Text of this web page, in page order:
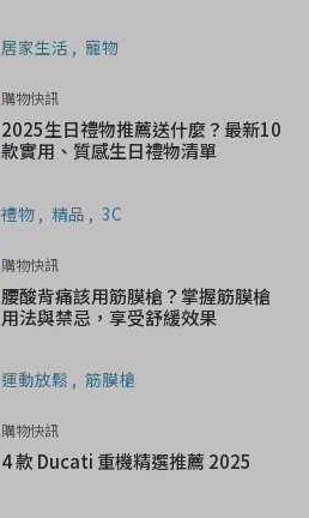
居家生活 寵物
購物快訊
2025生日禮物推薦送什麼？最新10
款實用、質感生日禮物清單
禮物 精品 3C
購物快訊
腰酸背痛該用筋膜槍？掌握筋膜槍
用法與禁忌，享受舒緩效果
運動放鬆 筋膜槍
購物快訊
4 款 Ducati 重機精選推薦 2025